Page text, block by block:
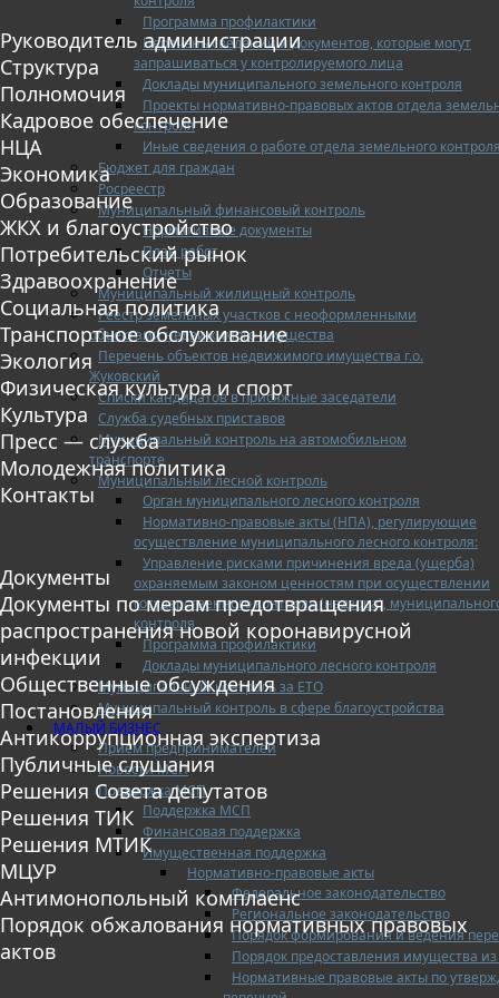
Программа профилактики
Перечень сведений и документов, которые могут
запрашиваться у контролируемого лица
Доклады муниципального земельного контроля
Проекты нормативно-правовых актов отдела
контроля
Иные сведения о работе отдела земельного
Бюджет для граждан
Росреестр
Муниципальный финансовый контроль
Нормативные документы
План работ
Отчеты
Муниципальный жилищный контроль
Реестр земельных участков с неоформленными
объектами недвижимого имущества
Перечень объектов недвижимого имущества г.о.
Жуковский
Списки кандидатов в присяжные заседатели
Служба судебных приставов
Муниципальный контроль на автомобильном
транспорте
Муниципальный лесной контроль
Орган муниципального лесного контроля
Нормативно-правовые акты (НПА), регулирующие
осуществление муниципального лесного контроля:
Управление рисками причинения вреда (ущерба)
охраняемым законом ценностям при осуществлении
государственного контроля (надзора),
контроля
Программа профилактики
Доклады муниципального лесного контроля
Муниципальный контроль за ЕТО
Муниципальный контроль в сфере благоустройства
МАЛЫЙ БИЗНЕС
Прием предпринимателей
Новости МСП
Поддержка МСП
Поддержка МСП
Финансовая поддержка
Имущественная поддержка
Нормативно-правовые акты
Федеральное законодательство
Региональное законодательство
Порядок формирования и ведения
Порядок предоставления имущества
Нормативные правовые акты по
Руководитель администрации
Структура
Полномочия
Кадровое обеспечение
НЦА
Экономика
Образование
ЖКХ и благоустройство
Потребительский рынок
Здравоохранение
Социальная политика
Транспортное обслуживание
Экология
Физическая культура и спорт
Культура
Пресс — служба
Молодежная политика
Контакты
Документы
Документы по мерам предотвращения
распространения новой коронавирусной
инфекции
Общественные обсуждения
Постановления
Антикоррупционная экспертиза
Публичные слушания
Решения Совета депутатов
Решения ТИК
Решения МТИК
МЦУР
Антимонопольный комплаенс
Порядок обжалования нормативных правовых
актов